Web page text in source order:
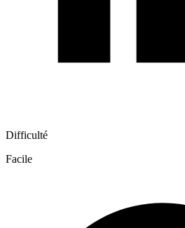
Difficulté
Facile